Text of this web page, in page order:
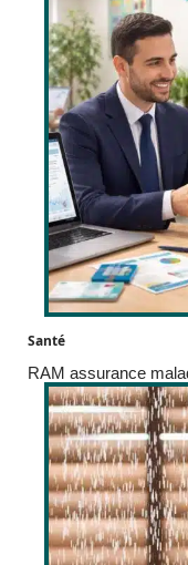
Santé
RAM assurance